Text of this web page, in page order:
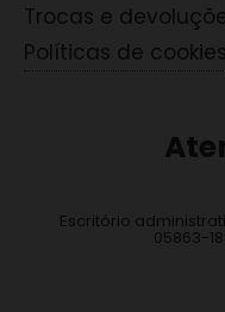
Trocas e
Políticas de cookies
Escritório
05863-